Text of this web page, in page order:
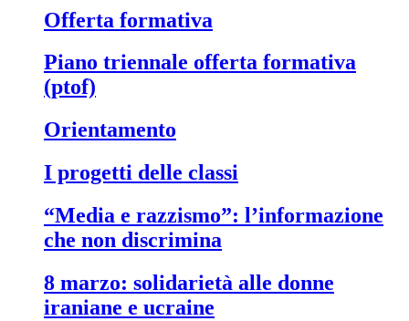
offerta formativa
piano triennale offerta formativa
(ptof)
orientamento
i progetti delle classi
“media e razzismo”: l’informazione
che non discrimina
8 marzo: solidarietà alle donne
iraniane e ucraine